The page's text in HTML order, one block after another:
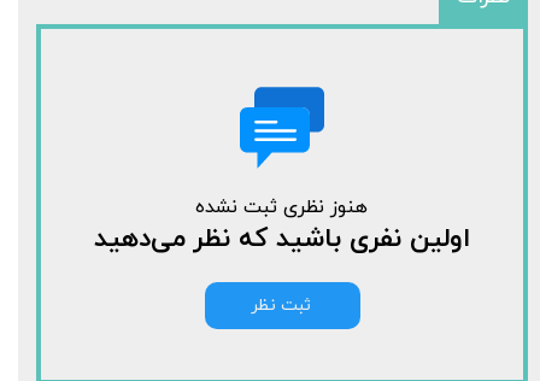
هنوز نظری ثبت نشده
اولین نفری باشید که نظر می‌دهید
ثبت نظر